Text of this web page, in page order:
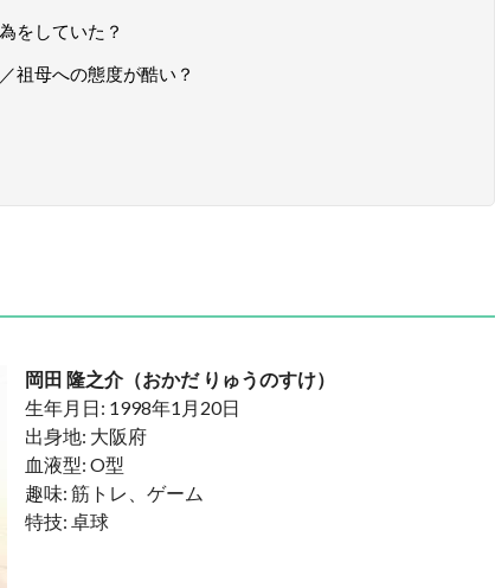
をしていた？
祖母への態度が酷い？
岡田 隆之介（おかだ りゅうのすけ）
生年月日: 1998年1月20日
出身地: 大阪府
血液型: O型
趣味: 筋トレ、ゲーム
特技: 卓球